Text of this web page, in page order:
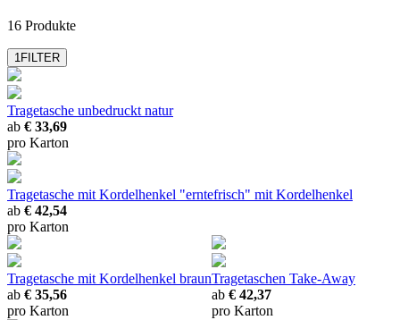
mehr anzeigen
16 Produkte
1FILTER
Tragetasche unbedruckt natur
ab € 33,69
pro Karton
Tragetasche mit Kordelhenkel "erntefrisch" mit Kordelhenkel
ab € 42,54
pro Karton
Tragetasche mit Kordelhenkel braun
ab € 35,56
pro Karton
Tragetaschen Take-Away
ab € 42,37
pro Karton